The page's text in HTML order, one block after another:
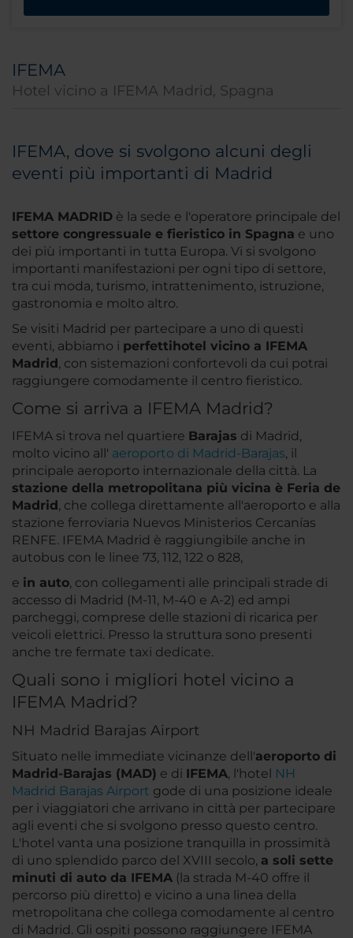
IFEMA
Hotel vicino a IFEMA Madrid, Spagna
IFEMA, dove si svolgono alcuni degli
eventi più importanti di Madrid
IFEMA MADRID è la sede e l'operatore principale del
settore congressuale e fieristico in Spagna e uno
dei più importanti in tutta Europa. Vi si svolgono
importanti manifestazioni per ogni tipo di settore,
tra cui moda, turismo, intrattenimento, istruzione,
gastronomia e molto altro.
Se visiti Madrid per partecipare a uno di questi
eventi, abbiamo i perfettihotel vicino a IFEMA
Madrid, con sistemazioni confortevoli da cui potrai
raggiungere comodamente il centro fieristico.
Come si arriva a IFEMA Madrid?
IFEMA si trova nel quartiere Barajas di Madrid,
molto vicino all' aeroporto di Madrid-Barajas, il
principale aeroporto internazionale della città. La
stazione della metropolitana più vicina è Feria de
Madrid, che collega direttamente all'aeroporto e alla
stazione ferroviaria Nuevos Ministerios Cercanías
RENFE. IFEMA Madrid è raggiungibile anche in
autobus con le linee 73, 112, 122 o 828,
e in auto, con collegamenti alle principali strade di
accesso di Madrid (M-11, M-40 e A-2) ed ampi
parcheggi, comprese delle stazioni di ricarica per
veicoli elettrici. Presso la struttura sono presenti
anche tre fermate taxi dedicate.
Quali sono i migliori hotel vicino a
IFEMA Madrid?
NH Madrid Barajas Airport
Situato nelle immediate vicinanze dell'aeroporto di
Madrid-Barajas (MAD) e di IFEMA, l'hotel NH
Madrid Barajas Airport gode di una posizione ideale
per i viaggiatori che arrivano in città per partecipare
agli eventi che si svolgono presso questo centro.
L'hotel vanta una posizione tranquilla in prossimità
di uno splendido parco del XVIII secolo, a soli sette
minuti di auto da IFEMA (la strada M-40 offre il
percorso più diretto) e vicino a una linea della
metropolitana che collega comodamente al centro
di Madrid. Gli ospiti possono raggiungere IFEMA